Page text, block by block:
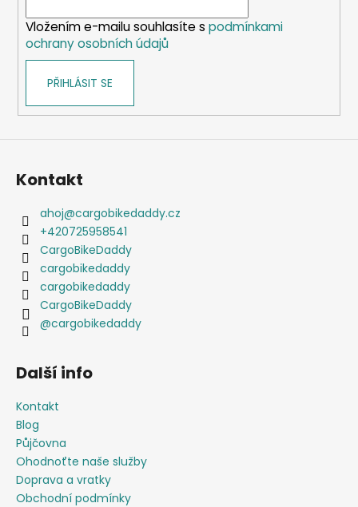
Vložením e-mailu souhlasíte s podmínkami
ochrany osobních údajů
PŘIHLÁSIT SE
Kontakt
ahoj@cargobikedaddy.cz
+420725958541
CargoBikeDaddy
cargobikedaddy
cargobikedaddy
CargoBikeDaddy
@cargobikedaddy
Další info
Kontakt
Blog
Půjčovna
Ohodnoťte naše služby
Doprava a vratky
Obchodní podmínky